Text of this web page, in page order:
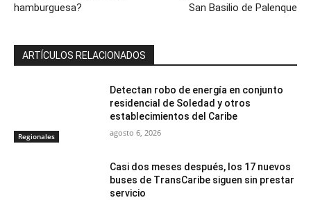
hamburguesa?
San Basilio de Palenque
ARTÍCULOS RELACIONADOS
Regionales
Detectan robo de energía en conjunto
residencial de Soledad y otros
establecimientos del Caribe
agosto 6, 2026
Casi dos meses después, los 17 nuevos
buses de TransCaribe siguen sin prestar
servicio